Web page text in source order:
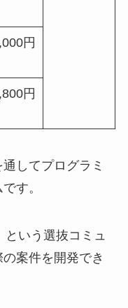
円
円
してプログラミ
す。
いう選抜コミュ
案件を開発でき